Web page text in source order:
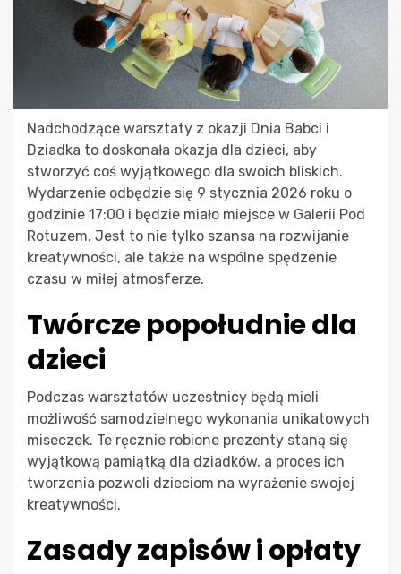
Nadchodzące warsztaty z okazji Dnia Babci i
Dziadka to doskonała okazja dla dzieci, aby
stworzyć coś wyjątkowego dla swoich bliskich.
Wydarzenie odbędzie się 9 stycznia 2026 roku o
godzinie 17:00 i będzie miało miejsce w Galerii Pod
Rotuzem. Jest to nie tylko szansa na rozwijanie
kreatywności, ale także na wspólne spędzenie
czasu w miłej atmosferze.
Twórcze popołudnie dla
dzieci
Podczas warsztatów uczestnicy będą mieli
możliwość samodzielnego wykonania unikatowych
miseczek. Te ręcznie robione prezenty staną się
wyjątkową pamiątką dla dziadków, a proces ich
tworzenia pozwoli dzieciom na wyrażenie swojej
kreatywności.
Zasady zapisów i opłaty